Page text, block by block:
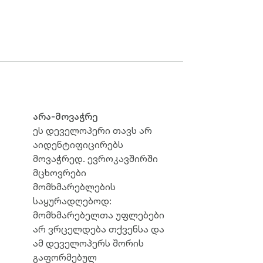
ამოცანა არჩეული დღეების
უნდა დარჩეს.
მართეთ ჯგუფის პასუხები და
XLSX, CSV ან TXT ფორმატში.
არა-მოვაჭრე
ეს დეველოპერი თავს არ
აიდენტიფიცირებს
მოვაჭრედ. ევროკავშირში
მცხოვრები
მომხმარებლების
საყურადღებოდ:
მომხმარებელთა უფლებები
არ ვრცელდება თქვენსა და
ამ დეველოპერს შორის
გაფორმებულ